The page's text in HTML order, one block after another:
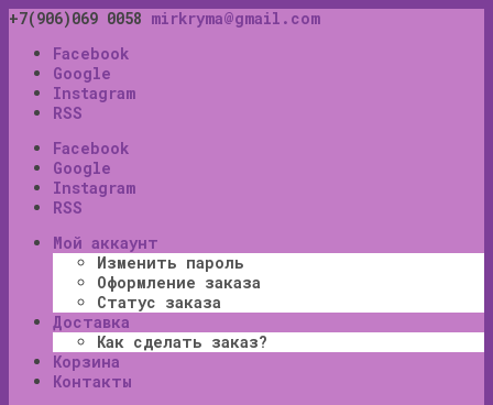
+7(906)069 0058 mirkryma@gmail.com
Facebook
Google
Instagram
RSS
Facebook
Google
Instagram
RSS
Мой аккаунт
Изменить пароль
Оформление заказа
Статус заказа
Доставка
Как сделать заказ?
Корзина
Контакты